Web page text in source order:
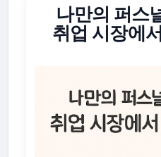
나만의 퍼스
취업 시장에